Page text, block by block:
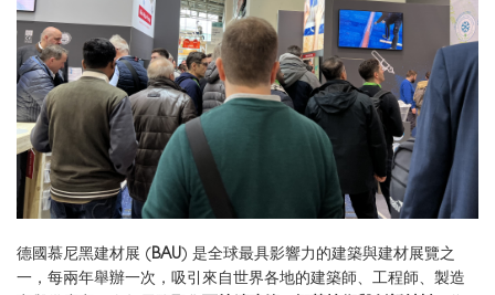
德國慕尼黑建材展 (BAU) 是全球最具影響力的建築與建材展覽之
一，每兩年舉辦一次，吸引來自世界各地的建築師、工程師、製造